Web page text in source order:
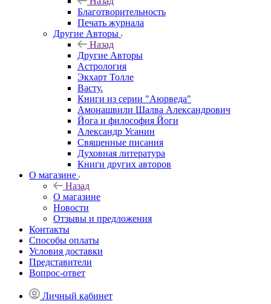
Благотворительность
Печать журнала
Другие Aвторы
Назад
Другие Aвторы
Астрология
Экхарт Толле
Васту.
Книги из серии "Аюрведа"
Амонашвили Шалва Александрович
Йога и философия Йоги
Александр Усанин
Священные писания
Духовная литература
Книги других авторов
О магазине
Назад
О магазине
Новости
Отзывы и предложения
Контакты
Способы оплаты
Условия доставки
Представители
Вопрос-ответ
Личный кабинет